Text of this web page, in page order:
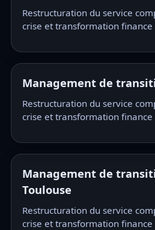
Restructuration du service
crise et transformation
Management de
Restructuration du service
crise et transformation finance
Management de
Toulouse
Restructuration du service
crise et transformation finance